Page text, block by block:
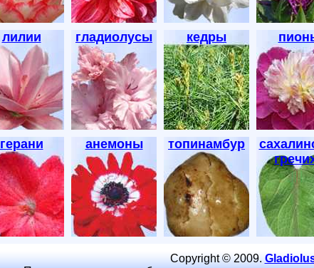
лилии гладиолусы кедры
герани анемоны топинамбур
Copyright © 2009.